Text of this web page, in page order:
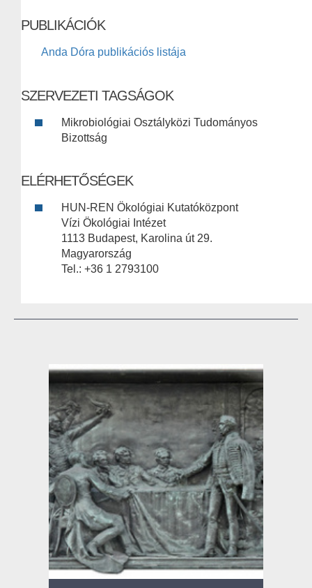
PUBLIKÁCIÓK
Anda Dóra publikációs listája
SZERVEZETI TAGSÁGOK
Mikrobiológiai Osztályközi Tudományos
Bizottság
ELÉRHETŐSÉGEK
HUN-REN Ökológiai Kutatóközpont
Vízi Ökológiai Intézet
1113 Budapest, Karolina út 29.
Magyarország
Tel.: +36 1 2793100